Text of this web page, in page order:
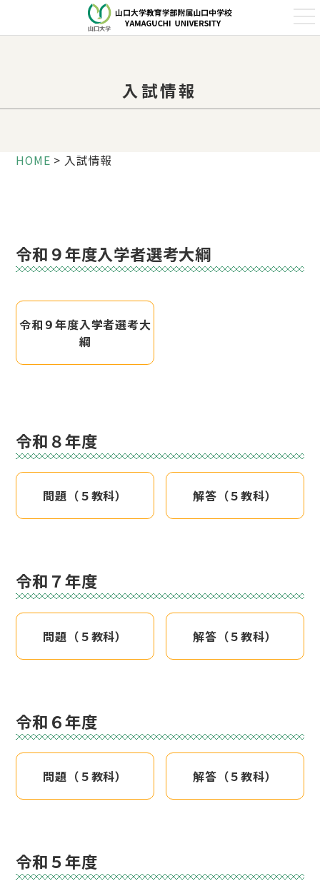
t
o
g
i
入試情報
HOME > 入試情報
令和９年度入学者選考大綱
令和９年度入学者選考大
綱
令和８年度
問題（５教科） 解答（５教科）
令和７年度
問題（５教科） 解答（５教科）
令和６年度
問題（５教科） 解答（５教科）
令和５年度